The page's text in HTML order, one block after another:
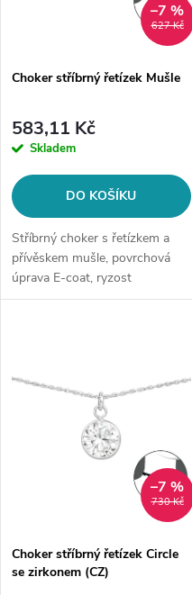
r
o
d
u
k
p
r
o
d
u
k
ů
627 Kč
–7 %
Choker stříbrný řetízek Mušle
583,11 Kč
Skladem
DO KOŠÍKU
Stříbrný choker s řetízkem a
přívěskem mušle, povrchová
úprava E-coat, ryzost
925/1000.
730 Kč
–7 %
Choker stříbrný řetízek Circle
se zirkonem (CZ)